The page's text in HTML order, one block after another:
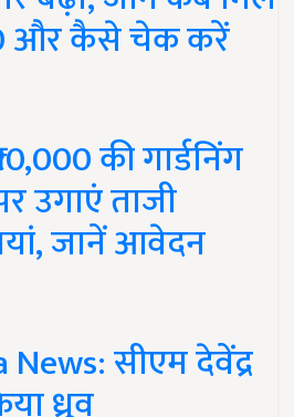
और कैसे चेक करें
की गार्डनिंग
उगाएं ताजी
जानें आवेदन
सीएम देवेंद्र